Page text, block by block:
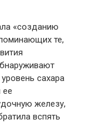
«созданию
те,
сахара
ее
железу,
вспять